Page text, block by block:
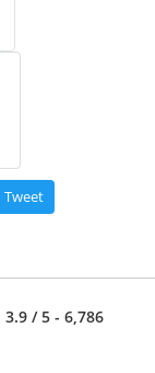
Tweet
3.9 / 5 - 6,786